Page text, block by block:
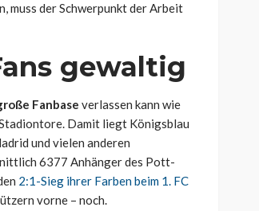
der Schwerpunkt der Arbeit
gewaltig
Fanbase verlassen kann wie
Damit liegt Königsblau
und vielen anderen
6377 Anhänger des Pott-
2:1-Sieg ihrer Farben beim 1. FC
vorne – noch.